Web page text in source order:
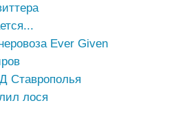
Ever Given
Ставрополья
лося